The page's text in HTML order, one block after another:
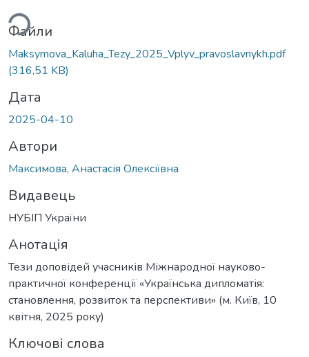
Файли
Maksymova_Kaluha_Tezy_2025_Vplyv_pravoslavnykh.pdf
(316,51 KB)
Дата
2025-04-10
Автори
Максимова, Анастасія Олексіївна
Видавець
НУБІП України
Анотація
Тези доповідей учасників Міжнародної науково-
практичної конференції «Українська дипломатія:
становлення, розвиток та перспективи» (м. Київ, 10
квітня, 2025 року)
Ключові слова